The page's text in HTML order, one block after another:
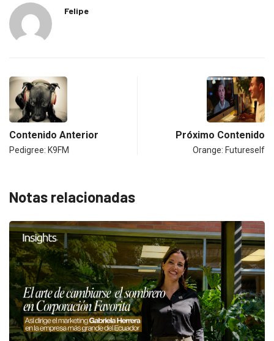
Felipe
Contenido Anterior
Pedigree: K9FM
Próximo Contenido
Orange: Futureself
Notas relacionadas